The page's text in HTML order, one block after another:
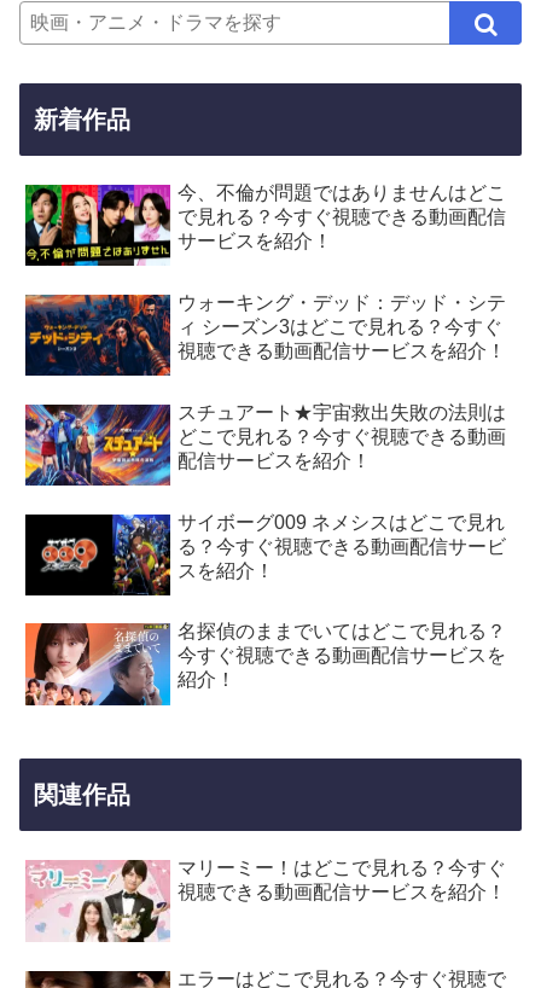
新着作品
今、不倫が問題ではありませんはどこ
で見れる？今すぐ視聴できる動画配信
サービスを紹介！
ウォーキング・デッド：デッド・シテ
ィ シーズン3はどこで見れる？今すぐ
視聴できる動画配信サービスを紹介！
スチュアート★宇宙救出失敗の法則は
どこで見れる？今すぐ視聴できる動画
配信サービスを紹介！
サイボーグ009 ネメシスはどこで見れ
る？今すぐ視聴できる動画配信サービ
スを紹介！
名探偵のままでいてはどこで見れる？
今すぐ視聴できる動画配信サービスを
紹介！
関連作品
マリーミー！はどこで見れる？今すぐ
視聴できる動画配信サービスを紹介！
エラーはどこで見れる？今すぐ視聴で